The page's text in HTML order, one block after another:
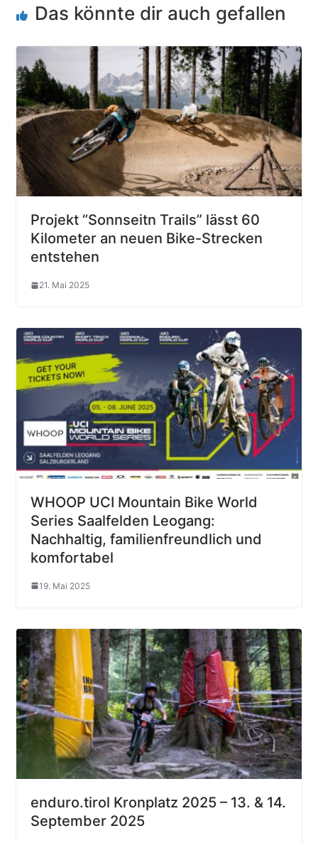
Das könnte dir auch gefallen
Projekt “Sonnseitn Trails” lässt 60
Kilometer an neuen Bike-Strecken
entstehen
21. Mai 2025
WHOOP UCI Mountain Bike World
Series Saalfelden Leogang:
Nachhaltig, familienfreundlich und
komfortabel
19. Mai 2025
enduro.tirol Kronplatz 2025 – 13. & 14.
September 2025